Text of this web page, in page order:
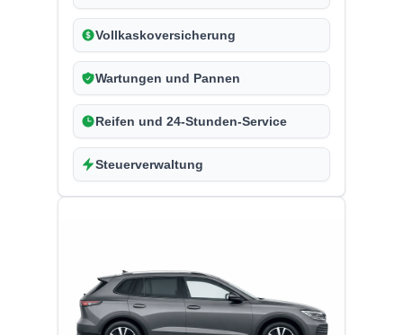
Vollkaskoversicherung
Wartungen und Pannen
Reifen und 24-Stunden-Service
Steuerverwaltung